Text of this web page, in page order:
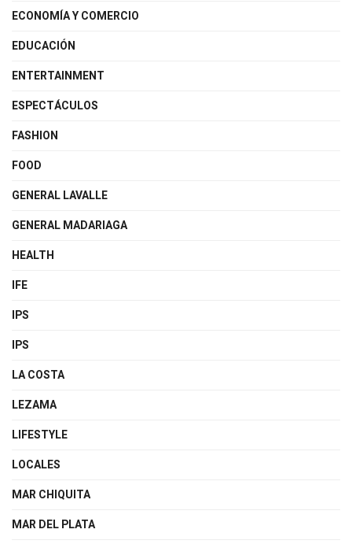
ECONOMÍA Y COMERCIO
EDUCACIÓN
ENTERTAINMENT
ESPECTÁCULOS
FASHION
FOOD
GENERAL LAVALLE
GENERAL MADARIAGA
HEALTH
IFE
IPS
IPS
LA COSTA
LEZAMA
LIFESTYLE
LOCALES
MAR CHIQUITA
MAR DEL PLATA